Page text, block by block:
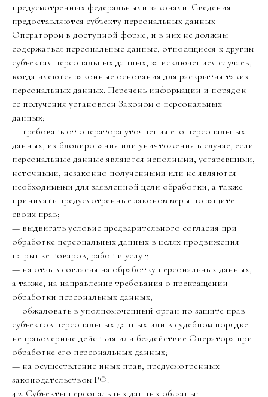
предусмотренных федеральными законами. Сведения
предоставляются субъекту персональных данных
Оператором в доступной форме, и в них не должны
содержаться персональные данные, относящиеся к другим
субъектам персональных данных, за исключением случаев,
когда имеются законные основания для раскрытия таких
персональных данных. Перечень информации и порядок
ее получения установлен Законом о персональных
данных;
— требовать от оператора уточнения его персональных
данных, их блокирования или уничтожения в случае, если
персональные данные являются неполными, устаревшими,
неточными, незаконно полученными или не являются
необходимыми для заявленной цели обработки, а также
принимать предусмотренные законом меры по защите
своих прав;
— выдвигать условие предварительного согласия при
обработке персональных данных в целях продвижения
на рынке товаров, работ и услуг;
— на отзыв согласия на обработку персональных данных,
а также, на направление требования о прекращении
обработки персональных данных;
— обжаловать в уполномоченный орган по защите прав
субъектов персональных данных или в судебном порядке
неправомерные действия или бездействие Оператора при
обработке его персональных данных;
— на осуществление иных прав, предусмотренных
законодательством РФ.
4.2. Субъекты персональных данных обязаны: